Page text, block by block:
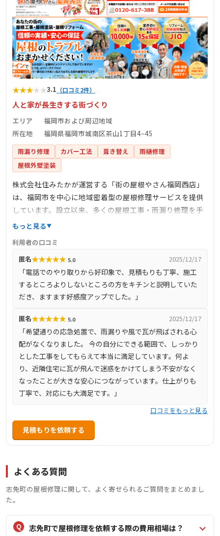
★★★★★3.1 （口コミ2件）
人と家が長生きする街づくり
エリア
福岡市および周辺地域
所在地
福岡県福岡市城南区茶山1丁目4−45
雨漏り修理 カバー工法 葺き替え
雨樋修理
屋根外壁塗装
株式会社住みたかが運営する「街の屋根やさん福岡西店」
は、福岡市を中心に地域密着型の屋根修理サービスを提供
しています。設立以来、多くの屋根工事・雨漏り修理を手
掛け、専門知識と経験豊富なスタッフが在籍しています。
最適な提案を行っています。営業時間は9:00～17:00で、定
休日はありません。​
もっと見る
利用者の口コミ
匿名★★★★★ 5.0 2025/12/17
「電話でのやり取りから好印象で、見積もりも丁寧、施工
するところよりしないところの方をキチンと説明していた
だき、ますます好感度アップでした。」
匿名★★★★★ 5.0 2025/12/17
「希望通りの応急処置で、雨漏りや風で瓦が飛ばされる心
配がなくなりました。 今の自分にできる範囲で、しっかり
とした工事をしてもらえて本当に満足しています。何よ
り、近隣住宅に瓦が飛んで迷惑をかけてしまう不安がなく
なったことが大きな安心につながっています。仕上がりも
丁寧で、対応にも大満足です。」
口コミをもっと見る
見積もりを依頼する
よくある質問
志免町の屋根修理に関して、よく寄せられるご質問をまとめまし
た。
志免町で屋根修理を依頼する際の費用相場は？